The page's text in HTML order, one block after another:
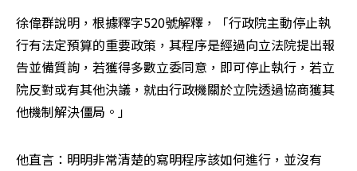
徐偉群說明，根據釋字520號解釋，「行政院主動停止執
行有法定預算的重要政策，其程序是經過向立法院提出報
告並備質詢，若獲得多數立委同意，即可停止執行，若立
院反對或有其他決議，就由行政機關於立院透過協商獲其
他機制解決僵局。」
他直言：明明非常清楚的寫明程序該如何進行，並沒有